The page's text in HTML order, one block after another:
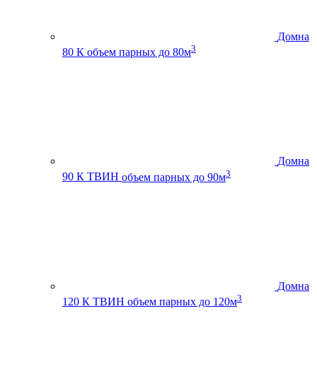
Домна
80 К объем парных до 80м3
Домна
90 К ТВИН объем парных до 90м3
Домна
120 К ТВИН объем парных до 120м3